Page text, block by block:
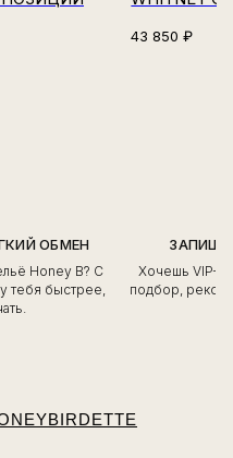
43 850 ₽
ОБМЕН
Honey B? С
тебя быстрее,
Хочешь VIP-
подбор,